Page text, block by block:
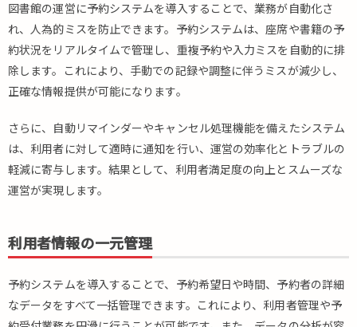
2.1.
自動
化に
人為
的ミ
防止
2.2.
利用
者情
管理
24時
間
図書館の運営に予約システムを導入することで、業務が自動化さ
れ、人為的ミスを防止できます。予約システムは、座席や書籍の予
約状況をリアルタイムで管理し、重複予約や入力ミスを自動的に排
除します。これにより、手動での記録や調整に伴うミスが減少し、
正確な情報提供が可能になります。
さらに、自動リマインダーやキャンセル処理機能を備えたシステム
は、利用者に対して適時に通知を行い、運営の効率化とトラブルの
軽減に寄与します。結果として、利用者満足度の向上とスムーズな
運営が実現します。
利用者情報の一元管理
予約システムを導入することで、予約希望日や時間、予約者の詳細
なデータをすべて一括管理できます。これにより、利用者管理や予